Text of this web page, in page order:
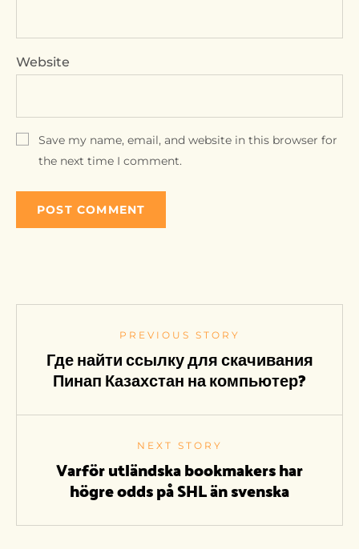
Website
Save my name, email, and website in this browser for
the next time I comment.
PREVIOUS STORY
Где найти ссылку для скачивания
Пинап Казахстан на компьютер?
NEXT STORY
Varför utländska bookmakers har
högre odds på SHL än svenska